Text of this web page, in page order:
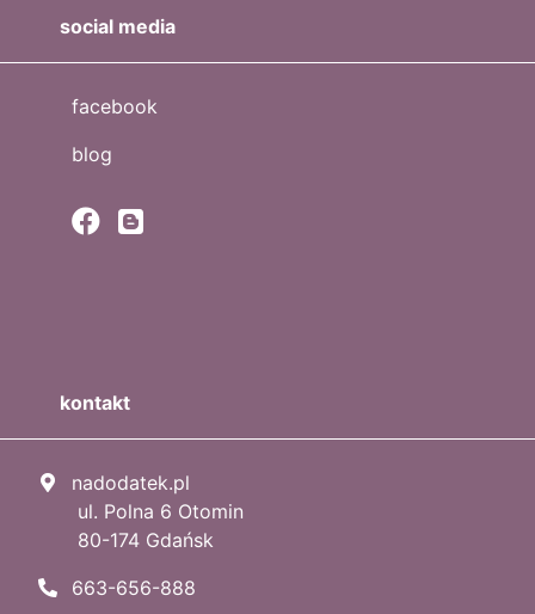
social media
facebook
blog
kontakt
nadodatek.pl
ul. Polna 6 Otomin
80-174 Gdańsk
663-656-888